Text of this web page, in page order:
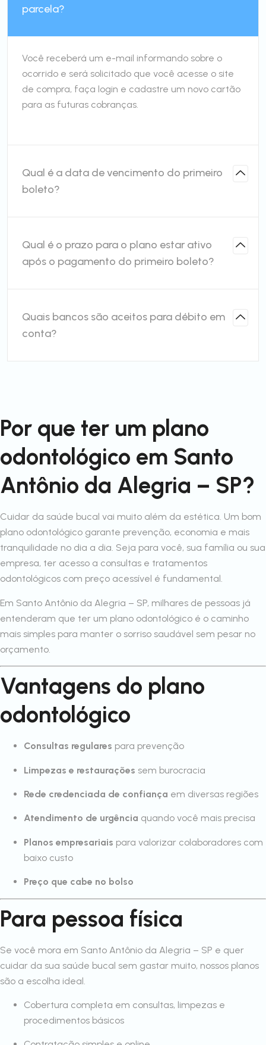
parcela?
Você receberá um e-mail informando sobre o
ocorrido e será solicitado que você acesse o site
de compra, faça login e cadastre um novo cartão
para as futuras cobranças.
Qual é a data de vencimento do primeiro
boleto?
Qual é o prazo para o plano estar ativo
após o pagamento do primeiro boleto?
Quais bancos são aceitos para débito em
conta?
Por que ter um plano
odontológico em Santo
Antônio da Alegria – SP?
Cuidar da saúde bucal vai muito além da estética. Um bom
plano odontológico garante prevenção, economia e mais
tranquilidade no dia a dia. Seja para você, sua família ou sua
empresa, ter acesso a consultas e tratamentos
odontológicos com preço acessível é fundamental.
Em Santo Antônio da Alegria – SP, milhares de pessoas já
entenderam que ter um plano odontológico é o caminho
mais simples para manter o sorriso saudável sem pesar no
orçamento.
Vantagens do plano
odontológico
Consultas regulares para prevenção
Limpezas e restaurações sem burocracia
Rede credenciada de confiança em diversas regiões
Atendimento de urgência quando você mais precisa
Planos empresariais para valorizar colaboradores com
baixo custo
Preço que cabe no bolso
Para pessoa física
Se você mora em Santo Antônio da Alegria – SP e quer
cuidar da sua saúde bucal sem gastar muito, nossos planos
são a escolha ideal.
Cobertura completa em consultas, limpezas e
procedimentos básicos